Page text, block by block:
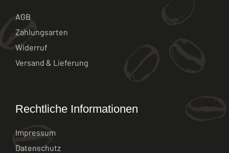
AGB
Zahlungsarten
Widerruf
Versand & Lieferung
Rechtliche Informationen
Impressum
Datenschutz